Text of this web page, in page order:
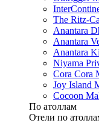
The Ritz-
Anantara
Anantara
Anantara
Niyama
Cora Cora
Joy Island
Cocoon
По атоллам
Отели по